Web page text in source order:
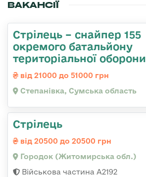
ВАКАНСІЇ
Стрілець – снайпер 155
окремого батальйону
територіальної оборони
від 21000 до 51000 грн
Степанівка, Сумська область
Стрілець
від 20500 до 20500 грн
Городок (Житомирська обл.)
Військова частина А2192